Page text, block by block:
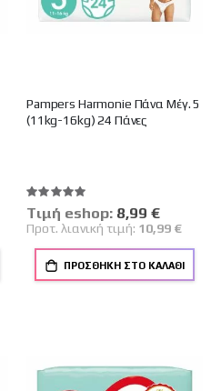
Pampers Harmonie Πάνα Μέγ. 5
(11kg-16kg) 24 Πάνες
Βαθμολογία:
100%
Tιμή eshop: Ειδική
Τιμή
8,99 €
Προτ. λιανική τιμή: 10,99 €
ΠΡΟΣΘΉΚΗ ΣΤΟ ΚΑΛΆΘΙ